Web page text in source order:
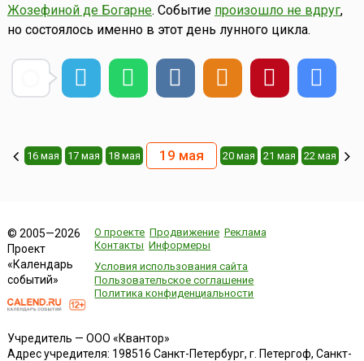
Жозефиной де Богарне. Событие произошло не вдруг,
но состоялось именно в этот день лунного цикла.
16 мая 17 мая 18 мая 19 мая 20 мая 21 мая 22 мая
© 2005—2026
Проект
«Календарь
событий»
О проекте Продвижение Реклама
Контакты Информеры
Условия использования сайта
Пользовательское соглашение
Политика конфиденциальности
Учредитель — ООО «Квантор»
Адрес учредителя: 198516 Санкт-Петербург, г. Петергоф, Санкт-